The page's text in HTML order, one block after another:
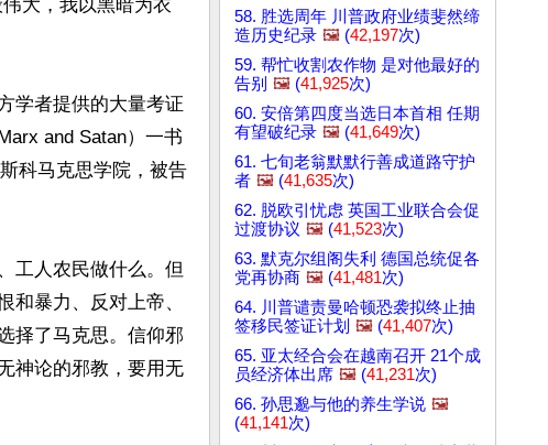
大，我以黑暗为衣
学者提供的大量考证
and Satan）一书
科马克思学院，被告
工人农民做什么。但
和暴力、反对上帝、
择了马克思。信仰邪
神论的邪教，要用无
58. 胜选周年 川普政府业绩斐然缔
造历史纪录 🖼️ (42,197次)
59. 帮忙收割农作物 是对他最好的
告别 🖼️ (41,925次)
60. 安倍第四度当选日本首相 任期
有望破纪录 🖼️ (41,649次)
61. 七旬老翁默默行善成道路守护
者 🖼️ (41,635次)
62. 脱欧引忧虑 英国工业联合会促
过渡协议 🖼️ (41,523次)
63. 默克尔组阁失利 德国总统促各
党再协商 🖼️ (41,481次)
64. 川普谴责曼哈顿恐袭拟终止抽
签移民签证计划 🖼️ (41,407次)
65. 亚太经合会在越南召开 21个成
员经济体出席 🖼️ (41,231次)
66. 孙思邈与他的养生学说 🖼️
(41,141次)